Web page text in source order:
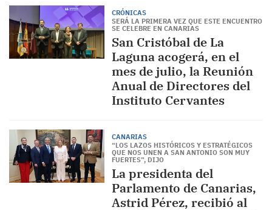
CRÓNICAS
SERÁ LA PRIMERA VEZ QUE ESTE ENCUENTRO
SE CELEBRE EN CANARIAS
San Cristóbal de La
Laguna acogerá, en el
mes de julio, la Reunión
Anual de Directores del
Instituto Cervantes
CANARIAS
“LOS LAZOS HISTÓRICOS Y ESTRATÉGICOS
QUE NOS UNEN A SAN ANTONIO SON MUY
FUERTES”, DIJO
La presidenta del
Parlamento de Canarias,
Astrid Pérez, recibió al